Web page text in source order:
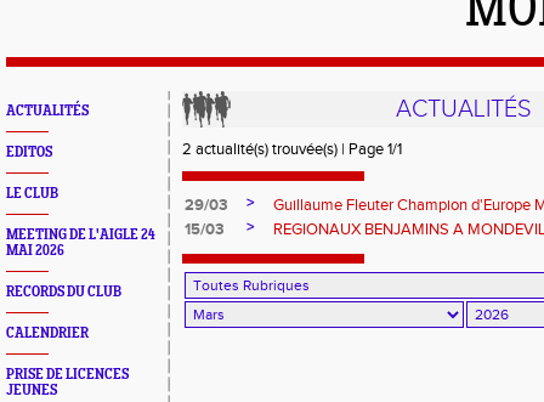
ACTUALITÉS
EDITOS
LE CLUB
MEETING DE L'AIGLE 24
MAI 2026
RECORDS DU CLUB
CALENDRIER
PRISE DE LICENCES
JEUNES
ACTUALITÉS
2 actualité(s) trouvée(s) | Page 1/1
29/03 >
Guillaume Fleuter Champion d'Europe
15/03
> REGIONAUX BENJAMINS A